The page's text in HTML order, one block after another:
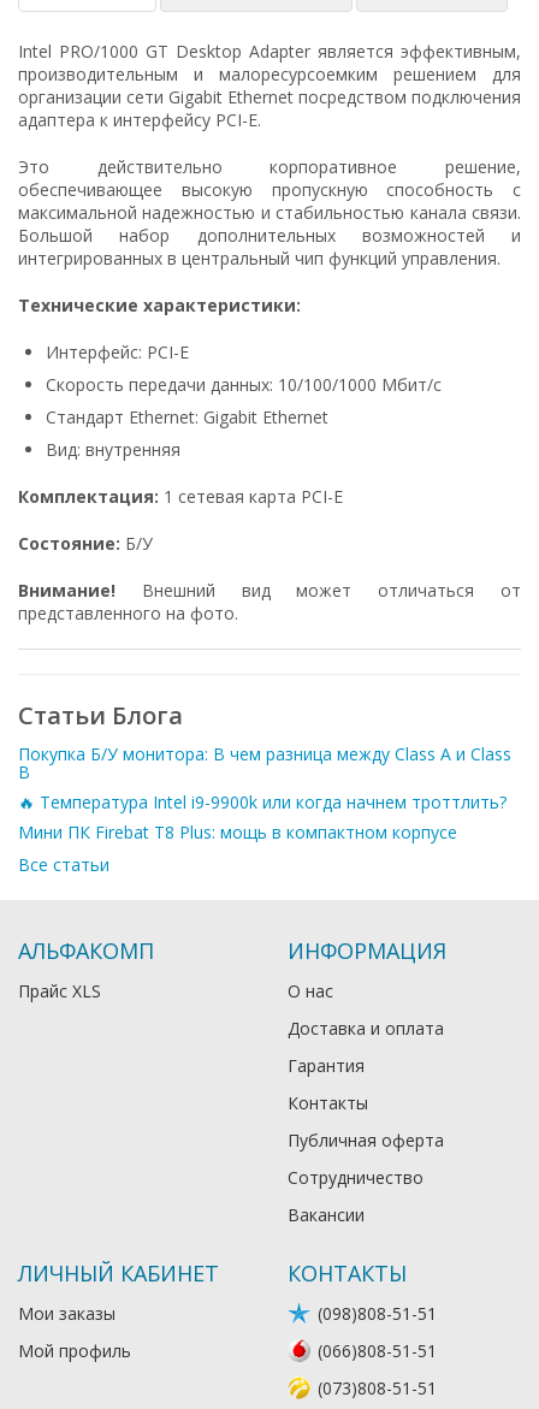
Intel PRO/1000 GT Desktop Adapter является эффективным,
производительным и малоресурсоемким решением для
организации сети Gigabit Ethernet посредством подключения
адаптера к интерфейсу PCI-E.
Это действительно корпоративное решение,
обеспечивающее высокую пропускную способность с
максимальной надежностью и стабильностью канала связи.
Большой набор дополнительных возможностей и
интегрированных в центральный чип функций управления.
Технические характеристики:
Интерфейс: PCI-E
Скорость передачи данных: 10/100/1000 Мбит/с
Стандарт Ethernet: Gigabit Ethernet
Вид: внутренняя
Комплектация: 1 сетевая карта PCI-E
Состояние: Б/У
Внимание! Внешний вид может отличаться от
представленного на фото.
Статьи Блога
Покупка Б/У монитора: В чем разница между Class A и Class
B
🔥 Температура Intel i9-9900k или когда начнем троттлить?
Мини ПК Firebat T8 Plus: мощь в компактном корпусе
Все статьи
АЛЬФАКОМП
Прайс XLS
ИНФОРМАЦИЯ
О нас
Доставка и оплата
Гарантия
Контакты
Публичная оферта
Сотрудничество
Вакансии
ЛИЧНЫЙ КАБИНЕТ
Мои заказы
Мой профиль
КОНТАКТЫ
(098)808-51-51
(066)808-51-51
(073)808-51-51